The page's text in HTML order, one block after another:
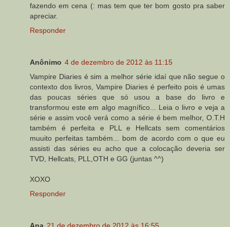
fazendo em cena (: mas tem que ter bom gosto pra saber
apreciar.
Responder
Anônimo 4 de dezembro de 2012 às 11:15
Vampire Diaries é sim a melhor série idaí que não segue o
contexto dos livros, Vampire Diaries é perfeito pois é umas
das poucas séries que só usou a base do livro e
transformou este em algo magnífico... Leia o livro e veja a
série e assim você verá como a série é bem melhor, O.T.H
também é perfeita e PLL e Hellcats sem comentários
muuito perfeitas também... bom de acordo com o que eu
assisti das séries eu acho que a colocação deveria ser
TVD, Hellcats, PLL,OTH e GG (juntas ^^)
XOXO
Responder
Ana 21 de dezembro de 2012 às 16:55